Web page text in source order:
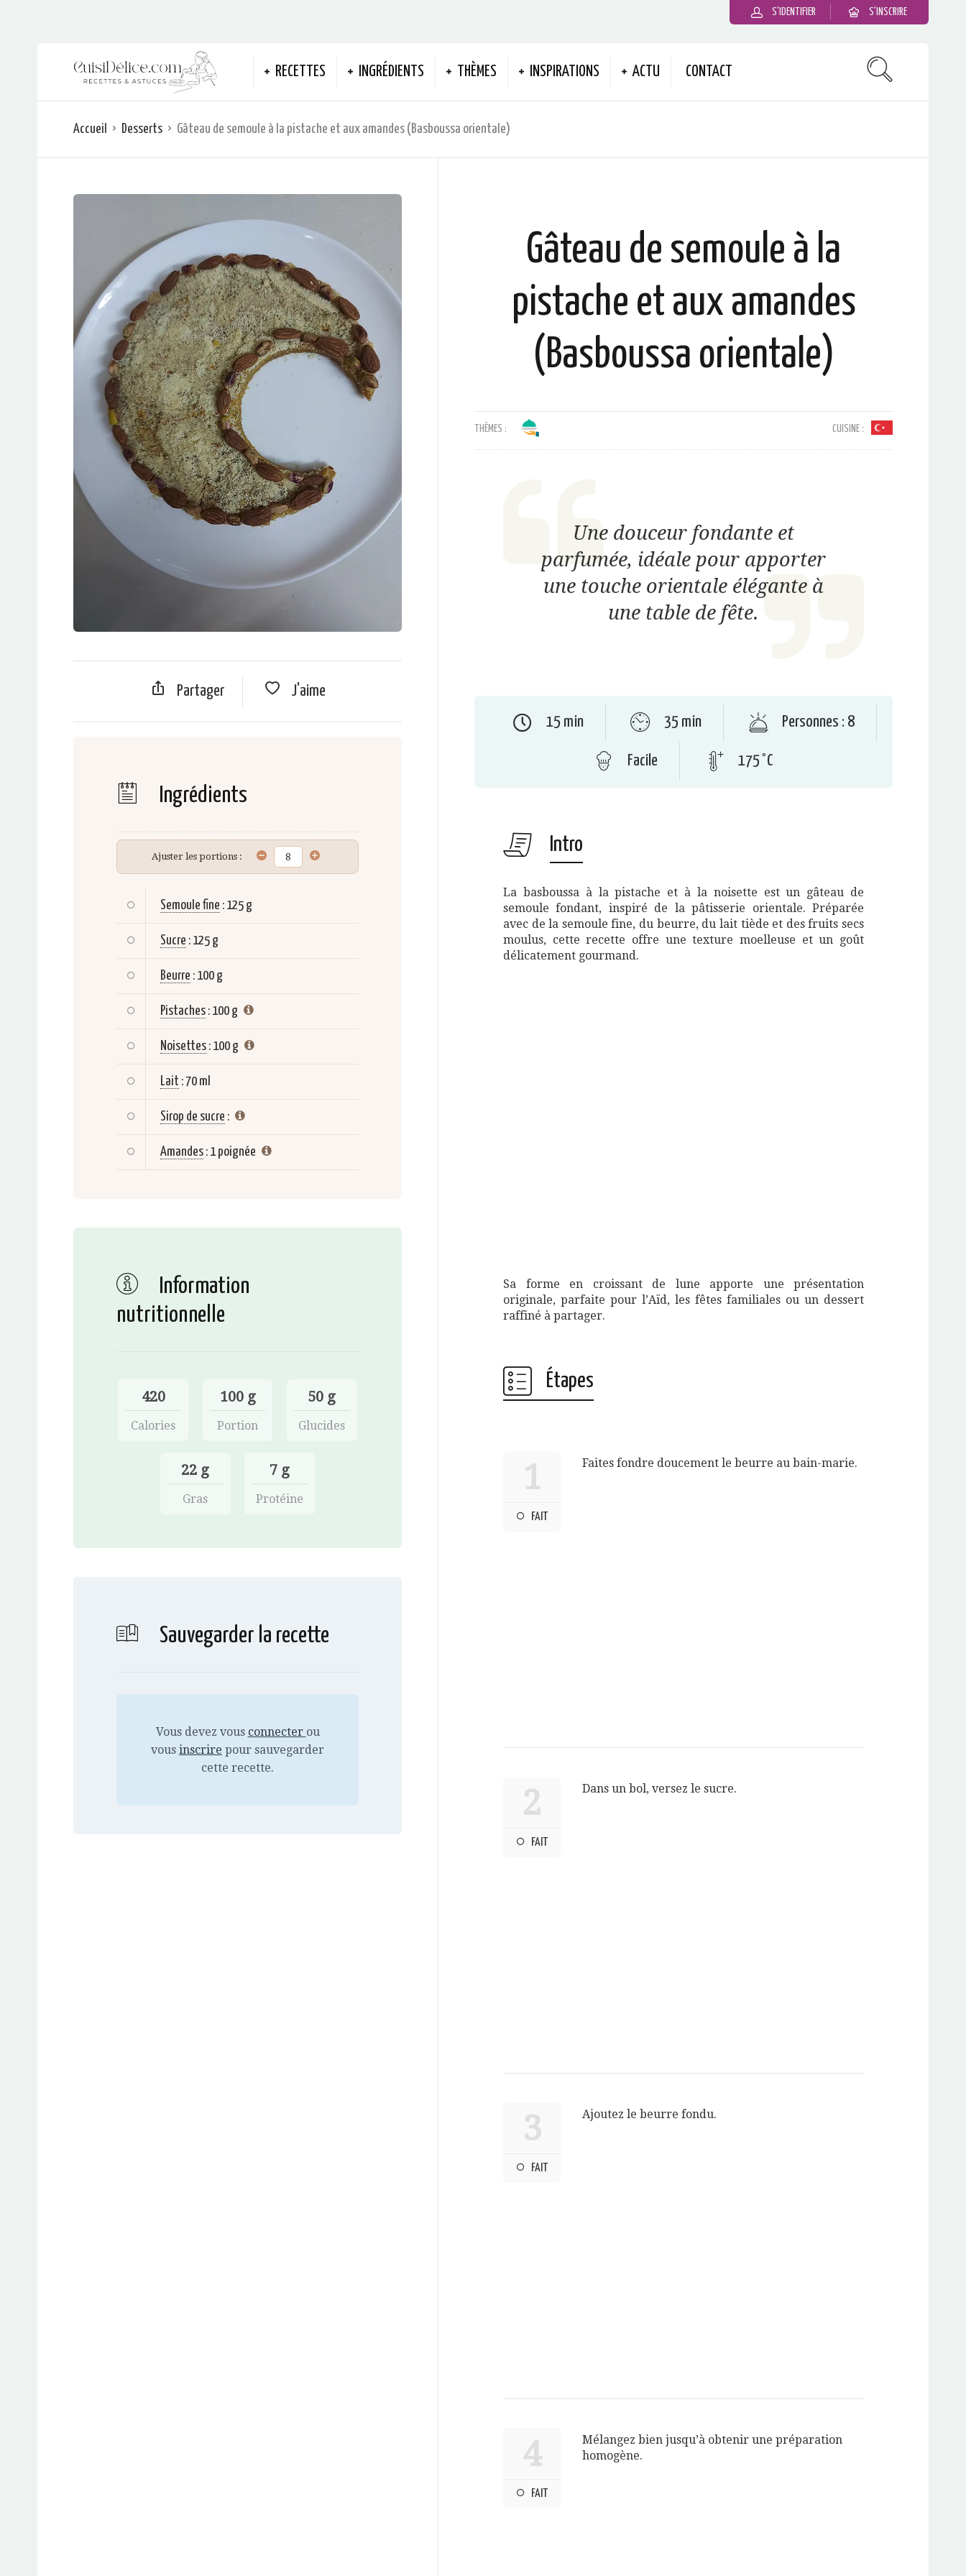
S'IDENTIFIER S'INSCRIRE
RECETTES INGRÉDIENTS THÈMES INSPIRATIONS ACTU CONTACT
Accueil Desserts Gâteau de semoule à la pistache et aux amandes (Basboussa orientale)
Partager J'aime
Ingrédients
Ajuster les portions :
Semoule fine : 125 g
Sucre : 125 g
Beurre : 100 g
Pistaches : 100 g
Noisettes : 100 g
Lait : 70 ml
Sirop de sucre :
Amandes : 1 poignée
Information
nutritionnelle
420
Calories
100 g
Portion
50 g
Glucides
22 g
Gras
7 g
Protéine
Sauvegarder la recette
Vous devez vous connecter ou
vous inscrire pour sauvegarder
cette recette.
Gâteau de semoule à la
pistache et aux amandes
(Basboussa orientale)
THÈMES : CUISINE :
Une douceur fondante et
parfumée, idéale pour apporter
une touche orientale élégante à
une table de fête.
15 min 35 min Personnes : 8
Facile 175 °C
Intro
La basboussa à la pistache et à la noisette est un gâteau de
semoule fondant, inspiré de la pâtisserie orientale. Préparée
avec de la semoule fine, du beurre, du lait tiède et des fruits secs
moulus, cette recette offre une texture moelleuse et un goût
délicatement gourmand.
Sa forme en croissant de lune apporte une présentation
originale, parfaite pour l’Aïd, les fêtes familiales ou un dessert
raffiné à partager.
Étapes
1
FAIT
Faites fondre doucement le beurre au bain-marie.
2
FAIT
Dans un bol, versez le sucre.
3
FAIT
Ajoutez le beurre fondu.
4
FAIT
Mélangez bien jusqu’à obtenir une préparation
homogène.